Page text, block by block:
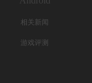
相关新闻
游戏评测